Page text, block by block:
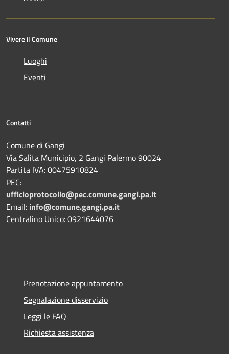
Vivere il Comune
Luoghi
Eventi
Contatti
Comune di Gangi
Via Salita Municipio, 2 Gangi Palermo 90024
Partita IVA: 00475910824
PEC:
ufficioprotocollo@pec.comune.gangi.pa.it
Email: info@comune.gangi.pa.it
Centralino Unico: 0921644076
Prenotazione appuntamento
Segnalazione disservizio
Leggi le FAQ
Richiesta assistenza